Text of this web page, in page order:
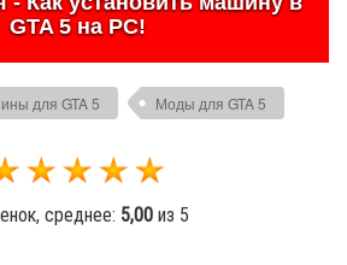
GTA 5 на PC!
для GTA 5 Моды для GTA 5
среднее: 5,00из 5